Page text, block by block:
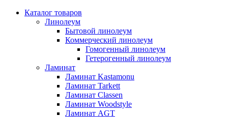
Каталог товаров
Линолеум
Бытовой линолеум
Коммерческий линолеум
Гомогенный линолеум
Гетерогенный линолеум
Ламинат
Ламинат Kastamonu
Ламинат Tarkett
Ламинат Classen
Ламинат Woodstyle
Ламинат AGT